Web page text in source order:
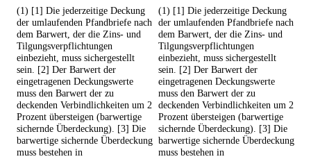
(1) [1] Die jederzeitige Deckung
der umlaufenden Pfandbriefe nach
dem Barwert, der die Zins- und
Tilgungsverpflichtungen
einbezieht, muss sichergestellt
sein. [2] Der Barwert der
eingetragenen Deckungswerte
muss den Barwert der zu
deckenden Verbindlichkeiten um 2
Prozent übersteigen (barwertige
sichernde Überdeckung). [3] Die
barwertige sichernde Überdeckung
muss bestehen in
(1) [1] Die jederzeitige Deckung
der umlaufenden Pfandbriefe nach
dem Barwert, der die Zins- und
Tilgungsverpflichtungen
einbezieht, muss sichergestellt
sein. [2] Der Barwert der
eingetragenen Deckungswerte
muss den Barwert der zu
deckenden Verbindlichkeiten um 2
Prozent übersteigen (barwertige
sichernde Überdeckung). [3] Die
barwertige sichernde Überdeckung
muss bestehen in